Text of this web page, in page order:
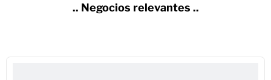
.. Negocios relevantes ..